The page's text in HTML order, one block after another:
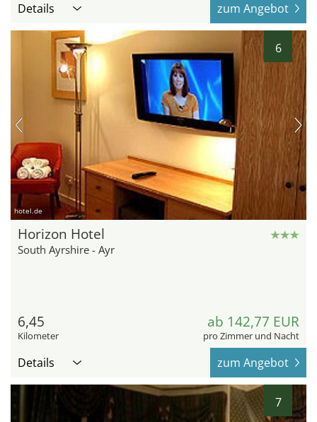
Details zum Angebot
6
hotel.de
Horizon Hotel
South Ayrshire - Ayr
6,45
Kilometer
ab 142,77 EUR
pro Zimmer und Nacht
Details zum Angebot
7